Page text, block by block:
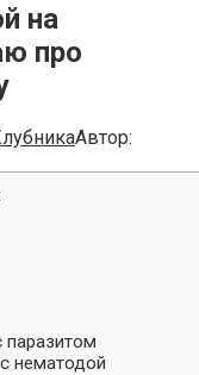
на
про
Автор:
нематодой